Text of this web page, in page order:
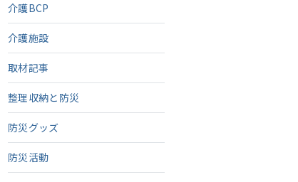
介護BCP
介護施設
取材記事
整理収納と防災
防災グッズ
防災活動